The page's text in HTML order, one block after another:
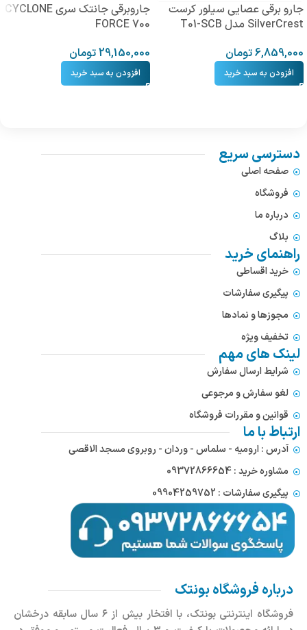
جارو برقی عصایی سیلور کرست
SilverCrest مدل T01-SCB
6,859,000تومان
افزودن به سبد خرید
جاروبرقی جانتک سری CYCLONE
FORCE 700
29,150,000تومان
افزودن به سبد خرید
دسترسی سریع
صفحه اصلی
فروشگاه
درباره ما
بلاگ
راهنمای خرید
خرید اقساطی
پیگیری سفارشات
مجوزها و نمادها
تخفیف ویژه
لینک های مهم
شرایط ارسال سفارش
لغو سفارش و مرجوعی
قوانین و مقررات فروشگاه
ارتباط با ما
آدرس : ارومیه - سلماس - وردان - روبروی مسجد الاقصی
مشاوره خرید : 09372866654
پیگیری سفارشات : 09904259752
درباره فروشگاه بونتک
فروشگاه اینترنتی بونتک، با افتخار بیش از ۶ سال سابقه درخشان